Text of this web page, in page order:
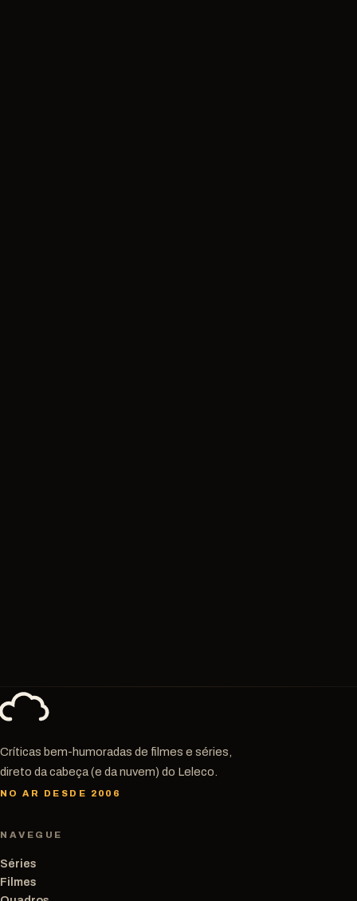
Críticas bem-humoradas de filmes e séries,
direto da cabeça (e da nuvem) do Leleco.
NO AR DESDE 2006
NAVEGUE
Séries
Filmes